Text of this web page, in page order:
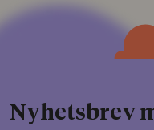
Nyhetsbrev